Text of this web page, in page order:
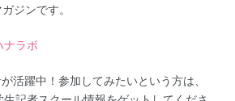
ジンです。
ナラボ
活躍中！参加してみたいという方は、